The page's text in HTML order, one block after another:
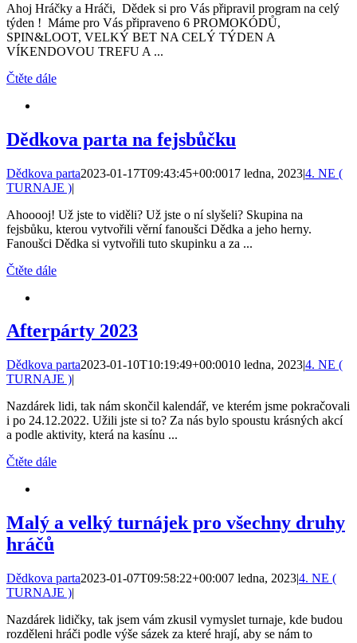
Ahoj Hráčky a Hráči, Dědek si pro Vás připravil program na celý
týden ! Máme pro Vás připraveno 6 PROMOKÓDŮ,
SPIN&LOOT, VELKÝ BET NA CELÝ TÝDEN A
VÍKENDOVOU TREFU A ...
Čtěte dále
Dědkova parta na fejsbůčku
Dědkova parta2023-01-17T09:43:45+00:0017 ledna, 2023|4. NE (
TURNAJE )|
Ahooooj! Už jste to viděli? Už jste o ní slyšeli? Skupina na
fejsbůku, kterou vytvořili věrní fanoušci Dědka a jeho herny.
Fanoušci Dědka si vytvořili tuto skupinku a za ...
Čtěte dále
Afterpárty 2023
Dědkova parta2023-01-10T10:19:49+00:0010 ledna, 2023|4. NE (
TURNAJE )|
Nazdárek lidi, tak nám skončil kalendář, ve kterém jsme pokračovali
i po 24.12.2022. Užili jste si to? Za nás bylo spoustu krásných akcí
a podle aktivity, která na kasínu ...
Čtěte dále
Malý a velký turnájek pro všechny druhy
hráčů
Dědkova parta2023-01-07T09:58:22+00:007 ledna, 2023|4. NE (
TURNAJE )|
Nazdárek lidičky, tak jsem vám zkusil vymyslet turnaje, kde budou
rozděleni hráči podle výše sázek za které hrají, aby se nám to